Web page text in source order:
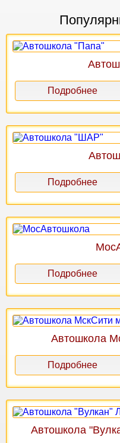
Подробнее
Подробнее
Подробнее
Автошкола
Подробнее
Автошкола